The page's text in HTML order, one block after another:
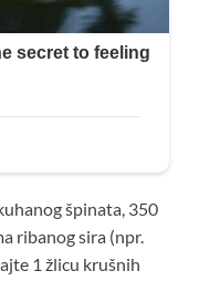
špinata, 350
ribanog sira (npr.
1 žlicu krušnih